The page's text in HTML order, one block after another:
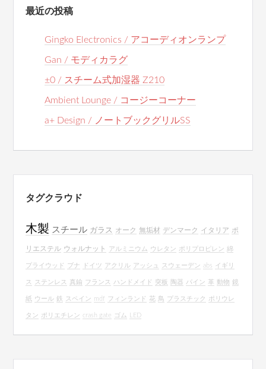
最近の投稿
Gingko Electronics / アコーディオンランプ
Gan / モディカラグ
±0 / スチーム式加湿器 Z210
Ambient Lounge / コージーコーナー
a+ Design / ノートブックグリルSS
タグクラウド
木製 スチール ガラス オーク 無垢材 デンマーク イタリア ポ
リエステル ウォルナット アルミニウム ウレタン ポリプロピレン 綿
プライウッド ブナ ドイツ アクリル アッシュ スウェーデン abs イギリ
ス ステンレス 真鍮 フランス ハンドメイド 突板 陶器 パイン 革 動物 鏡
紙 ウール 鉄 スペイン mdf フィンランド 花 鳥 プラスチック ポリウレ
タン ポリエチレン crash gate ゴム LED